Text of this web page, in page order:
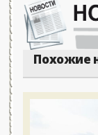
Похожие